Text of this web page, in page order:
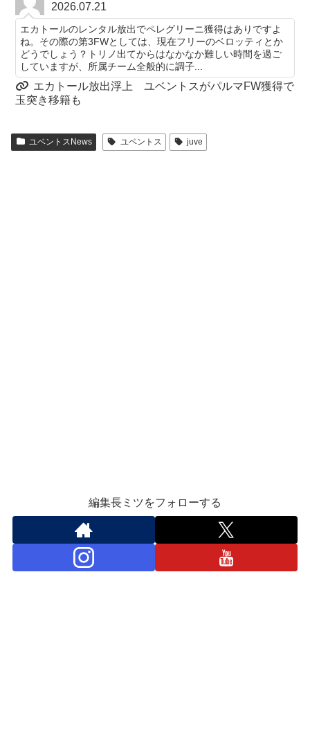
2026.07.21
エカトールのレンタル放出でペレグリーニ獲得はありですよ
ね。その際の第3FWとしては、現在フリーのベロッティとか
どうでしょう？トリノ出てからはなかなか難しい時間を過ご
していますが、所属チーム全般的に調子...
エカトール放出浮上 ユベントスがパルマFW獲得で
玉突き移籍も
ユベントスNews ユベントス juve
編集長ミツをフォローする